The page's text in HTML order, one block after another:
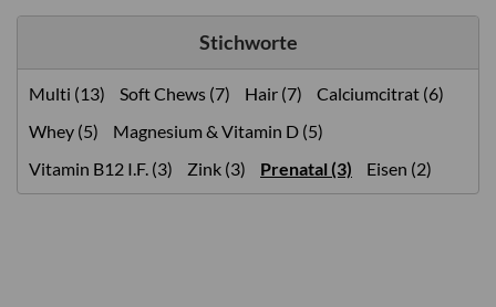
Stichworte
Multi (13) Soft Chews (7) Hair (7)
Calciumcitrat (6)
Whey (5)
Magnesium & Vitamin D (5)
Vitamin B12 I.F. (3)
Zink (3) Prenatal (3) Eisen (2)